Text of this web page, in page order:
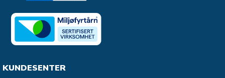
KUNDESENTER